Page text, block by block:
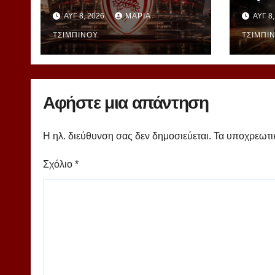
μέλλοντος» – Στη ΔΕΘ
αποκαλύπτεται το
μεγάλο project
40ετίας
ΑΥΓ 8, 2026 ΜΑΡΊΑ
ΤΣΙΜΠΙΝΟΎ
– ΑΥΓ
Αφήστε μια απάντηση
Η ηλ. διεύθυνση σας δεν δημοσιεύεται. Τα
Σχόλιο *